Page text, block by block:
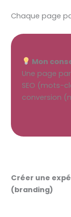
Chaque page
Mon
Une page
SEO (mots-
conversion
Créer une
(branding)